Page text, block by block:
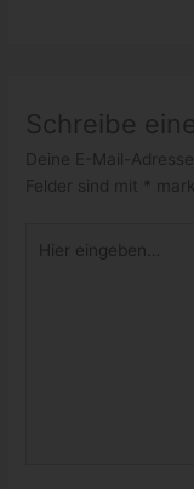
Schreibe
Deine E-Mail-
Felder sind mit
*
eingeben…